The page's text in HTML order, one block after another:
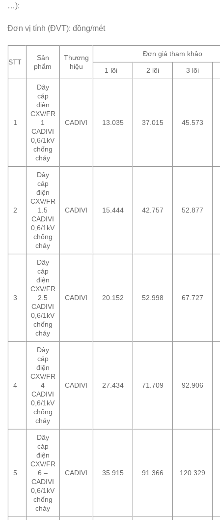
…):
Đơn vị tính (ĐVT): đồng/mét
STT
Sản
phẩm
Thương
hiệu
Đơn giá tham khảo
1 lõi 2 lõi 3 lõi
1
Dây
cáp
điện
CXV/FR
1
CADIVI
0,6/1kV
chống
cháy
CADIVI 13.035 37.015 45.573
2
Dây
cáp
điện
CXV/FR
1.5
CADIVI
0,6/1kV
chống
cháy
CADIVI 15.444 42.757 52.877
3
Dây
cáp
điện
CXV/FR
2.5
CADIVI
0,6/1kV
chống
cháy
CADIVI 20.152 52.998 67.727
4
Dây
cáp
điện
CXV/FR
4
CADIVI
0,6/1kV
chống
cháy
CADIVI 27.434 71.709 92.906
5
Dây
cáp
điện
CXV/FR
6 –
CADIVI
0,6/1kV
chống
cháy
CADIVI 35.915 91.366 120.329